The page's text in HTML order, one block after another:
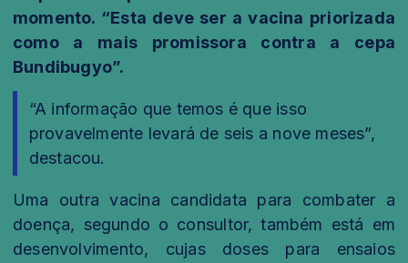
momento. “Esta deve ser a vacina priorizada
como a mais promissora contra a cepa
Bundibugyo”.
“A informação que temos é que isso
provavelmente levará de seis a nove meses”,
destacou.
Uma outra vacina candidata para combater a
doença, segundo o consultor, também está em
desenvolvimento, cujas doses para ensaios